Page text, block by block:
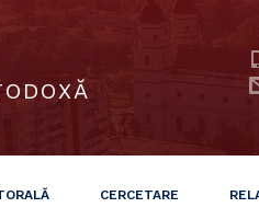
CERCETARE